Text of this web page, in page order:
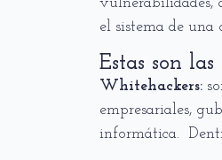
el sistema de una
Estas son
Whitehackers:
empresariales,
informática.